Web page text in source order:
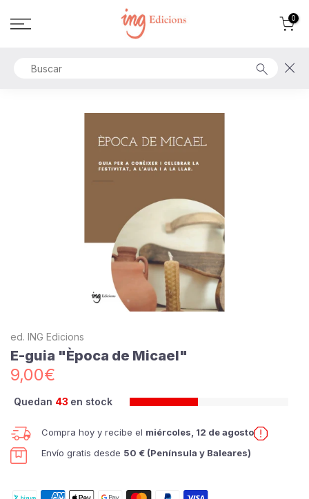
al
0
ed. ING Edicions
E-guia "Època de Micael"
9,00€
Quedan 43 en stock
Compra hoy y recibe el miércoles, 12 de agosto
Envío gratis desde 50 € (Península y Baleares)